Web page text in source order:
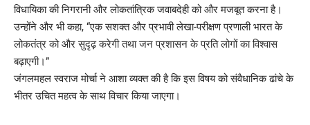
विधायिका की निगरानी और लोकतांत्रिक जवाबदेही को और मजबूत करना है।
उन्होंने और भी कहा, “एक सशक्त और प्रभावी लेखा-परीक्षण प्रणाली भारत के
लोकतंत्र को और सुदृढ़ करेगी तथा जन प्रशासन के प्रति लोगों का विश्वास
बढ़ाएगी।”
जंगलमहल स्वराज मोर्चा ने आशा व्यक्त की है कि इस विषय को संवैधानिक ढांचे के
भीतर उचित महत्व के साथ विचार किया जाएगा।